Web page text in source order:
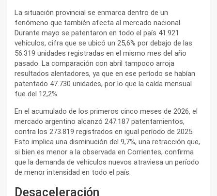
La situación provincial se enmarca dentro de un
fenómeno que también afecta al mercado nacional.
Durante mayo se patentaron en todo el país 41.921
vehículos, cifra que se ubicó un 25,6% por debajo de las
56.319 unidades registradas en el mismo mes del año
pasado. La comparación con abril tampoco arroja
resultados alentadores, ya que en ese período se habían
patentado 47.730 unidades, por lo que la caída mensual
fue del 12,2%.
En el acumulado de los primeros cinco meses de 2026, el
mercado argentino alcanzó 247.187 patentamientos,
contra los 273.819 registrados en igual período de 2025.
Esto implica una disminución del 9,7%, una retracción que,
si bien es menor a la observada en Corrientes, confirma
que la demanda de vehículos nuevos atraviesa un período
de menor intensidad en todo el país.
Desaceleración